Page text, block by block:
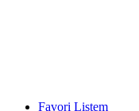
Favori Listem